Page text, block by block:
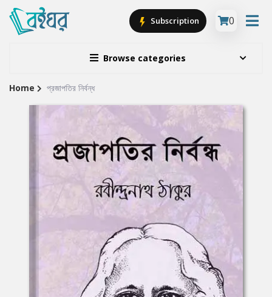
Browse categories
Subscription 0
Site
Breadcrumb
Home প্রজাপতির নির্বন্ধ